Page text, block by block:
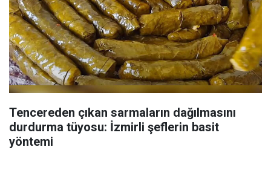
Tencereden çıkan sarmaların dağılmasını
durdurma tüyosu: İzmirli şeflerin basit
yöntemi